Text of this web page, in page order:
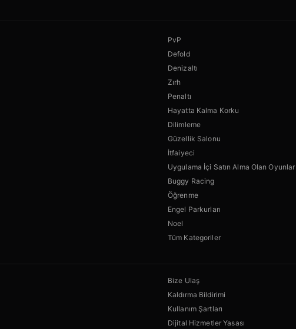
PvP
Defold
Denizaltı
Zırh
Penaltı
Hayatta Kalma Korku
Dilimleme
Güzellik Salonu
İtfaiyeci
Uygulama İçi Satın Alma Olan Oyunlar
Buggy Racing
Öğrenme
Engel Parkurları
Noel
Tüm Kategoriler
Bize Ulaş
Kaldırma Bildirimi
Kullanım Şartları
Dijital Hizmetler Yasası